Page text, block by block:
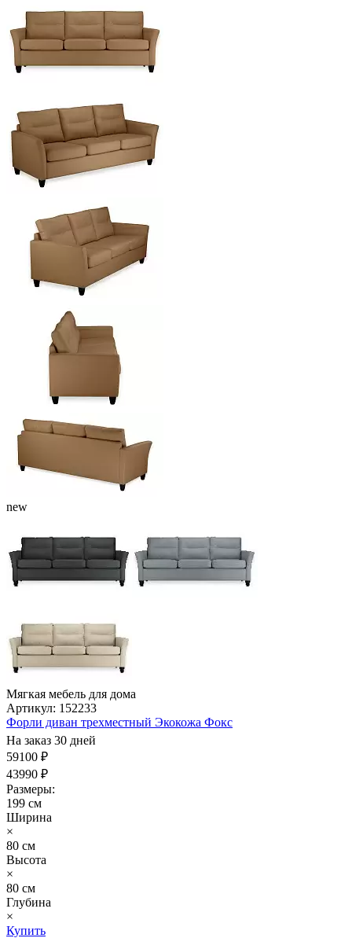
new
Мягкая мебель для дома
Артикул: 152233
Форли диван трехместный Экокожа Фокс
На заказ 30 дней
59100 ₽
43990 ₽
Размеры:
199 см
Ширина
×
80 см
Высота
×
80 см
Глубина
×
Купить